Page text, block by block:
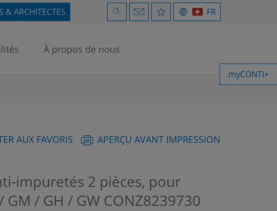
& ARCHITECTES FR
À propos de nous
myCONTI+
AUX FAVORIS APERÇU AVANT IMPRESSION
impuretés 2 pièces, pour
GM / GH / GW CONZ8239730